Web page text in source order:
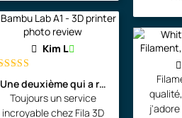
5
9
.
0
0
Kim L
Rated
out
of 5
Une deuxième qui a rejoint l'atelier
Toujours un service
incroyable chez Fila 3D
qualité, tres constant ,